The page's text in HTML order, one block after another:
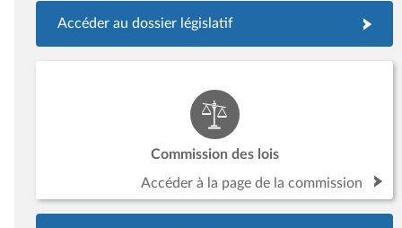
Accéder au dossier législatif
Commission des lois
Accéder à la page de la commission